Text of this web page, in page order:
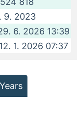
9. 2023
6. 2026 13:39
1. 2026 07:37
Years